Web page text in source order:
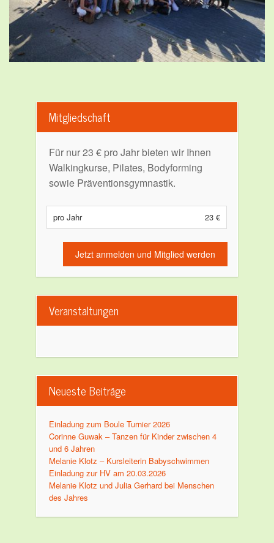
Mitgliedschaft
Für nur 23 € pro Jahr bieten wir Ihnen
Walkingkurse, Pilates, Bodyforming
sowie Präventionsgymnastik.
pro Jahr 23 €
Jetzt anmelden und Mitglied werden
Veranstaltungen
Neueste Beiträge
Einladung zum Boule Turnier 2026
Corinne Guwak – Tanzen für Kinder zwischen 4
und 6 Jahren
Melanie Klotz – Kursleiterin Babyschwimmen
Einladung zur HV am 20.03.2026
Melanie Klotz und Julia Gerhard bei Menschen
des Jahres